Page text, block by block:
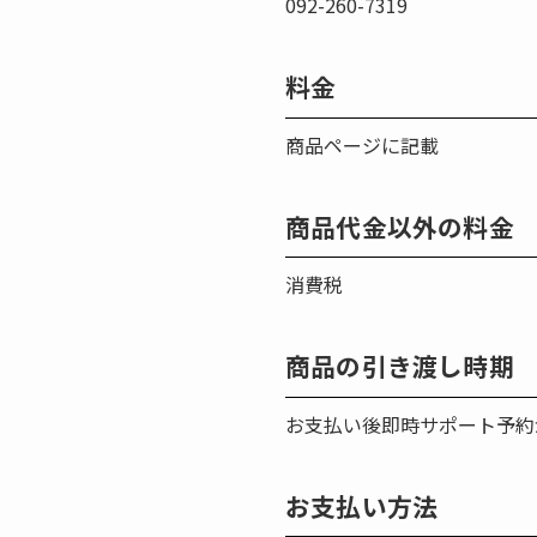
料金
商品ページに記載
商品代金以外の料金
消費税
商品の引き渡し時期
お支払い後即時サポート予
お支払い方法